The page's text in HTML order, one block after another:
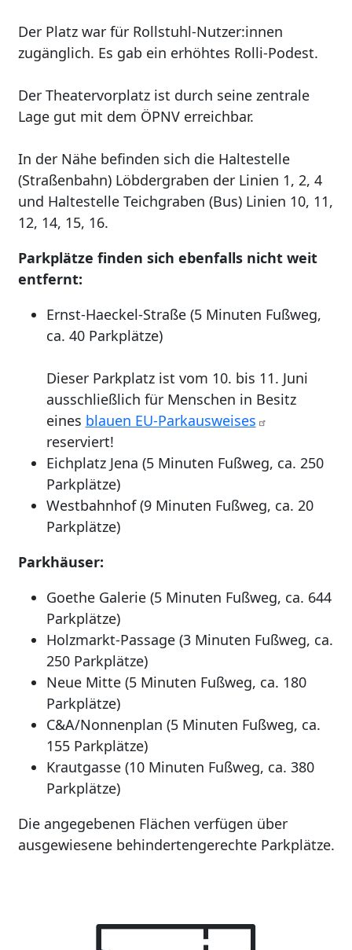
Der Platz war für Rollstuhl-Nutzer:innen
zugänglich. Es gab ein erhöhtes Rolli-Podest.
Der Theatervorplatz ist durch seine zentrale
Lage gut mit dem ÖPNV erreichbar.
In der Nähe befinden sich die Haltestelle
(Straßenbahn) Löbdergraben der Linien 1, 2, 4
und Haltestelle Teichgraben (Bus) Linien 10, 11,
12, 14, 15, 16.
Parkplätze finden sich ebenfalls nicht weit
entfernt:
Ernst-Haeckel-Straße (5 Minuten Fußweg,
ca. 40 Parkplätze)
Dieser Parkplatz ist vom 10. bis 11. Juni
ausschließlich für Menschen in Besitz
eines blauen EU-Parkausweises
reserviert!
Eichplatz Jena (5 Minuten Fußweg, ca. 250
Parkplätze)
Westbahnhof (9 Minuten Fußweg, ca. 20
Parkplätze)
Parkhäuser:
Goethe Galerie (5 Minuten Fußweg, ca. 644
Parkplätze)
Holzmarkt-Passage (3 Minuten Fußweg, ca.
250 Parkplätze)
Neue Mitte (5 Minuten Fußweg, ca. 180
Parkplätze)
C&A/Nonnenplan (5 Minuten Fußweg, ca.
155 Parkplätze)
Krautgasse (10 Minuten Fußweg, ca. 380
Parkplätze)
Die angegebenen Flächen verfügen über
ausgewiesene behindertengerechte Parkplätze.